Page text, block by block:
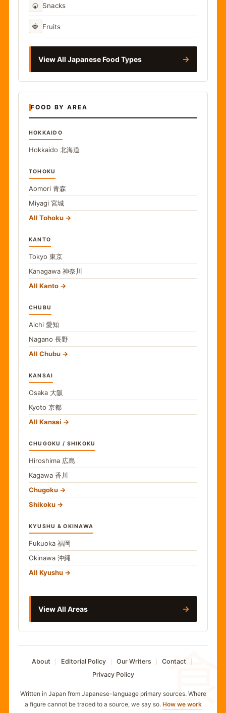
食
🍘 Snacks
🍓 Fruits
View All Japanese Food Types →
FOOD BY AREA
HOKKAIDO
Hokkaido 北海道
TOHOKU
Aomori 青森
Miyagi 宮城
All Tohoku
KANTO
Tokyo 東京
Kanagawa 神奈川
All Kanto
CHUBU
Aichi 愛知
Nagano 長野
All Chubu
KANSAI
Osaka 大阪
Kyoto 京都
All Kansai
CHUGOKU / SHIKOKU
Hiroshima 広島
Kagawa 香川
Chugoku
Shikoku
KYUSHU & OKINAWA
Fukuoka 福岡
Okinawa 沖縄
All Kyushu
View All Areas →
About Editorial Policy Our Writers
Contact
Privacy Policy
Written in Japan from Japanese-language primary sources. Where
a figure cannot be traced to a source, we say so. How we work